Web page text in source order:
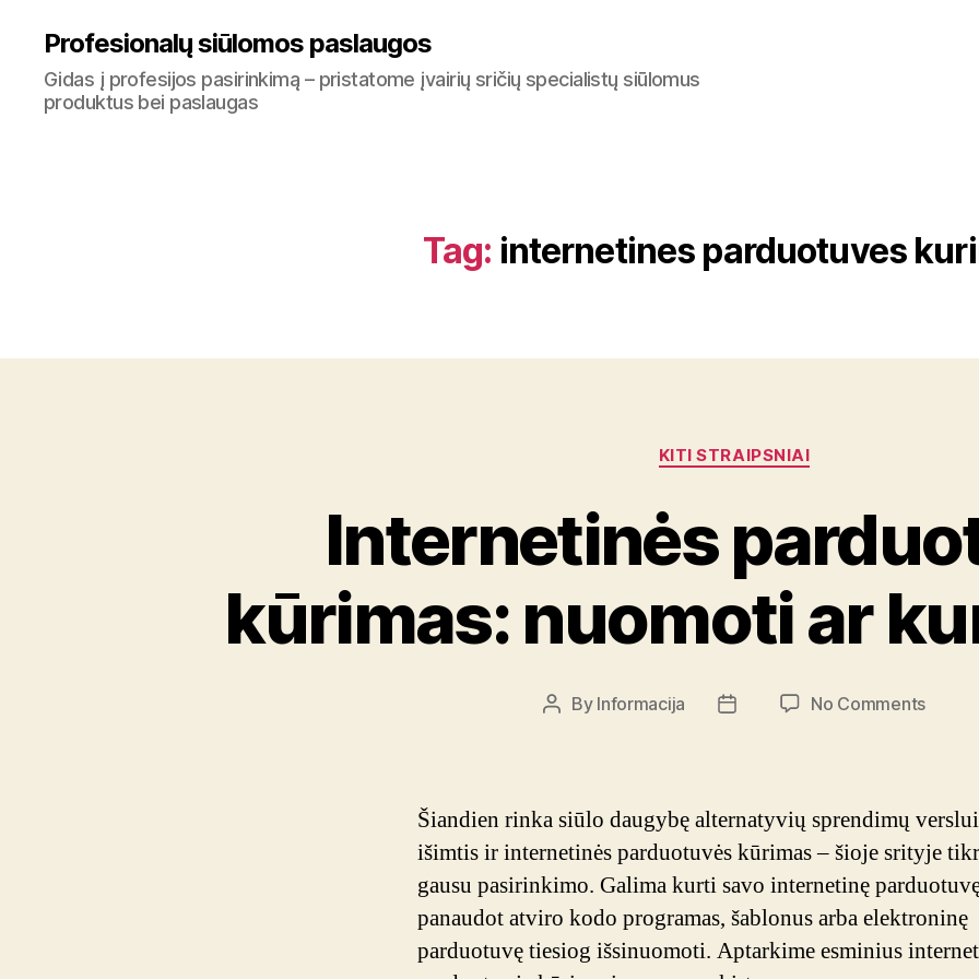
Profesionalų siūlomos paslaugos
Gidas į profesijos pasirinkimą – pristatome įvairių sričių specialistų siūlomus
produktus bei paslaugas
Tag: internetines parduotuves
Categories
KITI STRAIPSNIAI
Internetinės
kūrimas: nuomoti ar
Post
By Informacija
Post
No Commentson
ar
kurti
savo?
Šiandien rinka siūlo daugybę alternatyvių sprendimų
išimtis ir internetinės parduotuvės kūrimas – šioje srityje
gausu pasirinkimo. Galima kurti savo internetinę
panaudot atviro kodo programas, šablonus arba elektroninę
parduotuvę tiesiog išsinuomoti. Aptarkime esminius